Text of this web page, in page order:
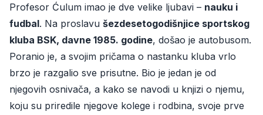
Profesor Ćulum imao je dve velike ljubavi – nauku i
fudbal. Na proslavu šezdesetogodišnjice sportskog
kluba BSK, davne 1985. godine, došao je autobusom.
Poranio je, a svojim pričama o nastanku kluba vrlo
brzo je razgalio sve prisutne. Bio je jedan je od
njegovih osnivača, a kako se navodi u knjizi o njemu,
koju su priredile njegove kolege i rodbina, svoje prve